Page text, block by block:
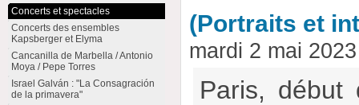
(Portraits et
mardi 2 mai
Paris, début
Concerts et spectacles
Concerts des ensembles
Kapsberger et Elyma
Cancanilla de Marbella / Antonio
Moya / Pepe Torres
Israel Galván : "La Consagración
de la primavera"